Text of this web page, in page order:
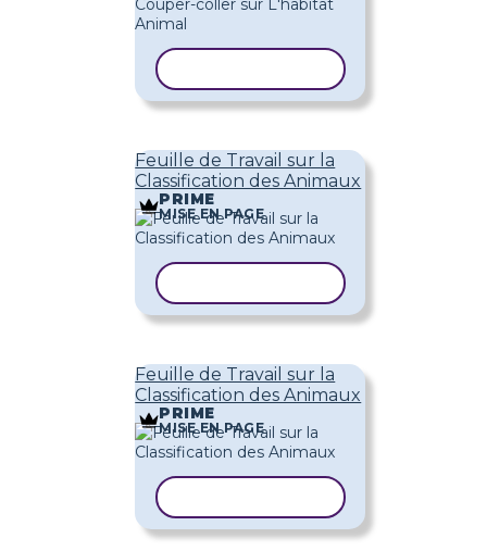
Feuille de Travail sur la
Classification des Animaux
PRIME
MISE EN PAGE
Feuille de Travail sur la
Classification des Animaux
PRIME
MISE EN PAGE